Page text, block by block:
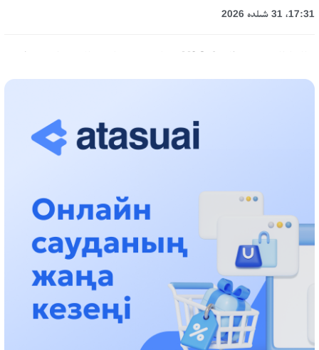
17:31، 31 شىلدە 2026
اسحات اسىلبەكوۆ: كۇشتى بيلىككە كۇشتى تۇلعالار كەرەك!
ابزال دوستيار: دۋمان مۇحامەتكارىمدى الماتى تۇرمەسىنە اۋىستىرۋى
مۇمكىن
16:15، 27 شىلدە 2026
وسكەنباي قۇلاتاي ۇلى: رۋحانياتقا قىزمەت ەتكەن قالامگەر